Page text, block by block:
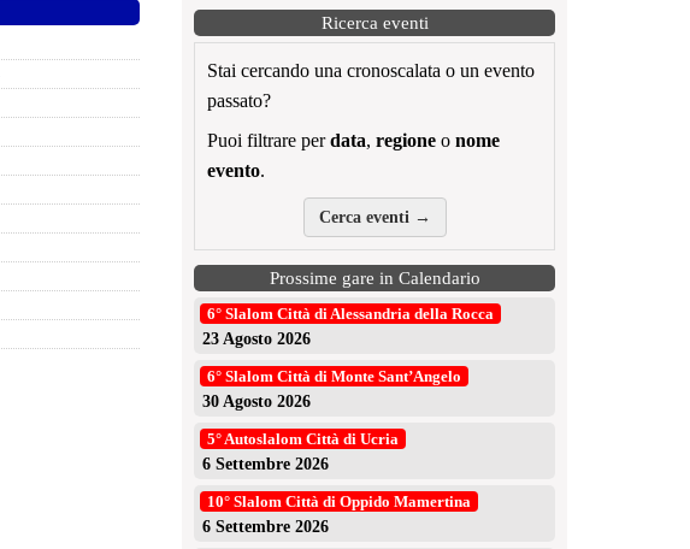
Ricerca eventi
Stai cercando una cronoscalata o un evento
passato?
Puoi filtrare perdata, regione o nome
evento.
Cerca eventi →
Prossime gare in Calendario
6° Slalom Città di Alessandria della Rocca
23 Agosto 2026
6° Slalom Città di Monte Sant’Angelo
30 Agosto 2026
5° Autoslalom Città di Ucria
6 Settembre 2026
10° Slalom Città di Oppido Mamertina
6 Settembre 2026